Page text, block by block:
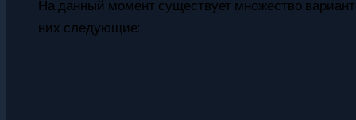
На данный момент существует множество
них следующие: